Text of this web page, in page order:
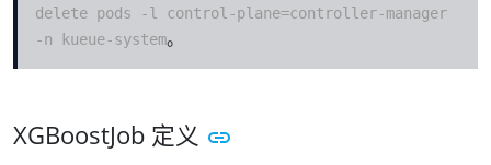
delete pods -l control-plane=controller-manager
-n kueue-system。
XGBoostJob 定义